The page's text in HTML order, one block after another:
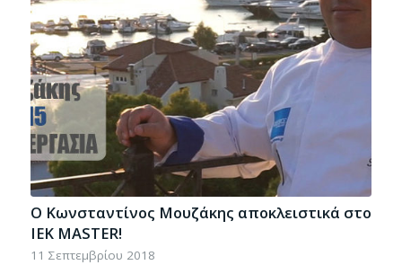
Ο Κωνσταντίνος Μουζάκης αποκλειστικά στο
IEK MASTER!
11 Σεπτεμβρίου 2018